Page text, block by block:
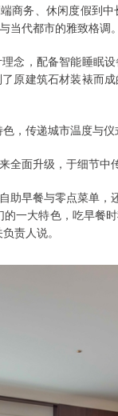
商务、休闲度假到
代都市的雅致格调。
念，配备智能睡眠
原建筑石材装裱而
，传递城市温度与仪
面升级，于细节中
早餐与零点菜单，
一大特色，吃早餐
责人说。